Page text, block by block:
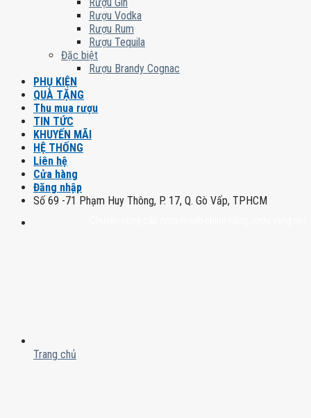
Rượu Gin
Rượu Vodka
Rượu Rum
Rượu Tequila
Đặc biệt
Rượu Brandy Cognac
PHỤ KIỆN
QUÀ TẶNG
Thu mua rượu
TIN TỨC
KHUYẾN MÃI
HỆ THỐNG
Liên hệ
Cửa hàng
Đăng nhập
Số 69 -71 Phạm Huy Thông, P. 17, Q. Gò Vấp, TPHCM
Trang chủ